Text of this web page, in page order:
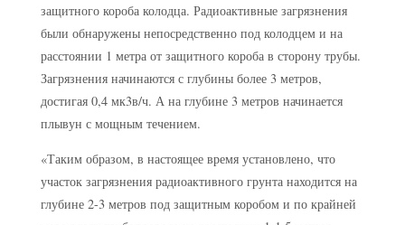
защитного короба колодца. Радиоактивные загрязнения
были обнаружены непосредственно под колодцем и на
расстоянии 1 метра от защитного короба в сторону трубы.
Загрязнения начинаются с глубины более 3 метров,
достигая 0,4 мк3в/ч. А на глубине 3 метров начинается
плывун с мощным течением.
«Таким образом, в настоящее время установлено, что
участок загрязнения радиоактивного грунта находится на
глубине 2-3 метров под защитным коробом и по крайней